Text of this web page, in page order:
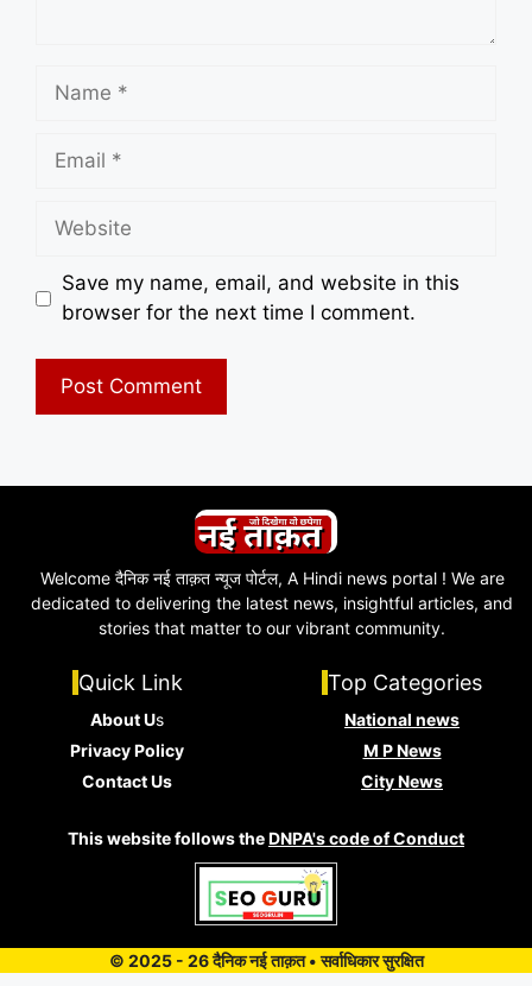
Name
Email
Website
Save my name, email, and website in this
browser for the next time I comment.
Welcome दैनिक नई ताक़त न्यूज पोर्टल, A Hindi news portal ! We are
dedicated to delivering the latest news, insightful articles, and
stories that matter to our vibrant community.
Quick Link
About Us
Privacy Policy
Contact Us
Top Categories
National news
M P News
City News
This website follows theDNPA's code of Conduct
© 2025 - 26 दैनिक नई ताक़त • सर्वाधिकार सुरक्षित